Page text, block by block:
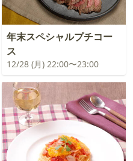
年末スペシャルプチコー
ス
12/28 (月) 22:00〜23:00